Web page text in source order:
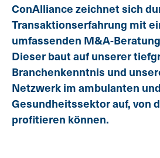
ConAlliance zeichnet sich
Transaktionserfahrung mit
umfassenden M&A-
Dieser baut auf unserer
Branchenkenntnis und
Netzwerk im ambulanten
Gesundheitssektor auf, von
profitieren können.